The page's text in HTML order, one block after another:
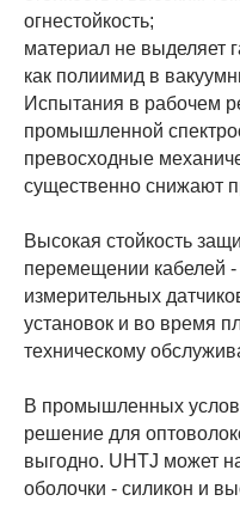
огнестойкость;
материал не выделяет
как полиимид в
Испытания в рабочем
промышленной
превосходные
существенно снижают
Высокая стойкость
перемещении кабелей
измерительных
установок и во время
техническому
В промышленных
решение для
выгодно. UHTJ может
оболочки - силикон и